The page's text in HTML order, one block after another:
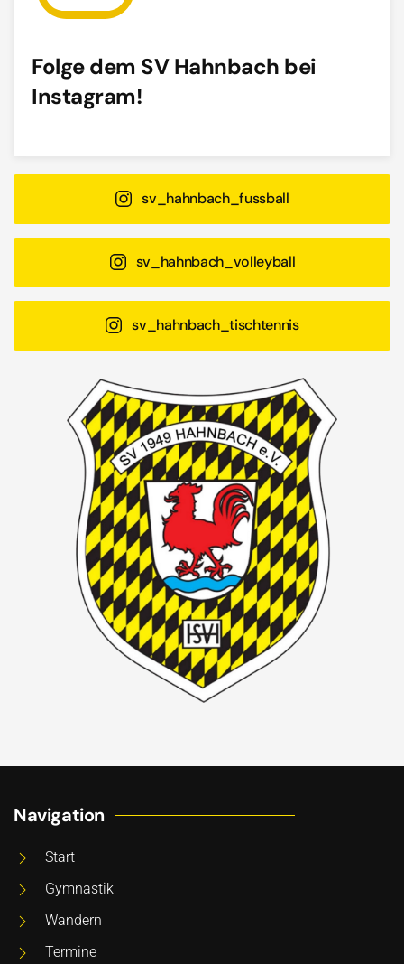
Folge dem SV Hahnbach bei
Instagram!
sv_hahnbach_fussball
sv_hahnbach_volleyball
sv_hahnbach_tischtennis
Navigation
Start
Gymnastik
Wandern
Termine